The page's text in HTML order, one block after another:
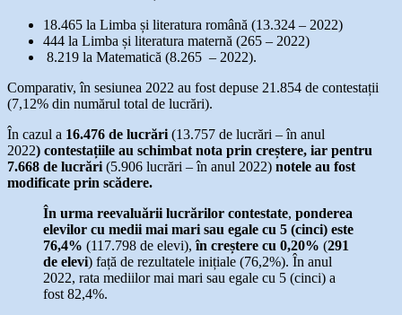
18.465 la Limba și literatura română (13.324 – 2022)
444 la Limba și literatura maternă (265 – 2022)
8.219 la Matematică (8.265 – 2022).
Comparativ, în sesiunea 2022 au fost depuse 21.854 de contestații
(7,12% din numărul total de lucrări).
În cazul a 16.476 de lucrări (13.757 de lucrări – în anul
2022) contestațiile au schimbat nota prin creștere, iar pentru
7.668 de lucrări (5.906 lucrări – în anul 2022) notele au fost
modificate prin scădere.
În urma reevaluării lucrărilor contestate, ponderea
elevilor cu medii mai mari sau egale cu 5 (cinci) este
76,4% (117.798 de elevi),în creștere cu 0,20% (291
de elevi) față de rezultatele inițiale (76,2%). În anul
2022, rata mediilor mai mari sau egale cu 5 (cinci) a
fost 82,4%.